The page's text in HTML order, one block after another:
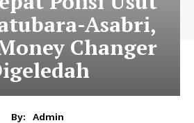
Asabri,
Changer
By:
Admin